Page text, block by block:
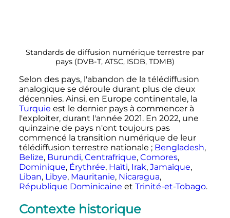
Standards de diffusion numérique terrestre par
pays (DVB-T, ATSC, ISDB, TDMB)
Selon des pays, l'abandon de la télédiffusion
analogique se déroule durant plus de deux
décennies. Ainsi, en Europe continentale, la
Turquie est le dernier pays à commencer à
l'exploiter, durant l'année 2021. En 2022, une
quinzaine de pays n'ont toujours pas
commencé la transition numérique de leur
télédiffusion terrestre nationale ; Bengladesh,
Belize, Burundi, Centrafrique, Comores,
Dominique, Érythrée, Haïti, Irak, Jamaïque,
Liban, Libye, Mauritanie, Nicaragua,
République Dominicaine et Trinité-et-Tobago.
Contexte historique